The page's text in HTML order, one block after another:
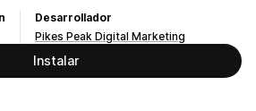
Desarrollador
Pikes Peak Digital Marketing
Instalar